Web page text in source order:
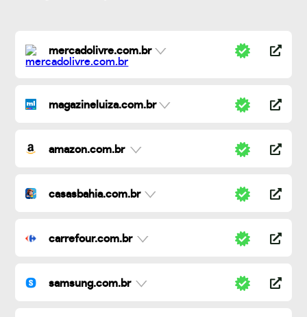
mercadolivre.com.br
magazineluiza.com.br
amazon.com.br
casasbahia.com.br
carrefour.com.br
samsung.com.br